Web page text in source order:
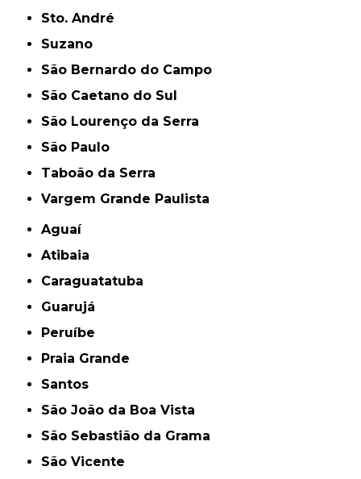
Sto. André
Suzano
São Bernardo do Campo
São Caetano do Sul
São Lourenço da Serra
São Paulo
Taboão da Serra
Vargem Grande Paulista
Aguaí
Atibaia
Caraguatatuba
Guarujá
Peruíbe
Praia Grande
Santos
São João da Boa Vista
São Sebastião da Grama
São Vicente